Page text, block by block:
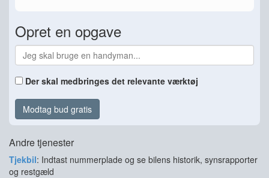
Opret en opgave
Der skal medbringes det relevante værktøj
Modtag bud gratis
Andre tjenester
Tjekbil: Indtast nummerplade og se bilens historik, synsrapporter
og restgæld